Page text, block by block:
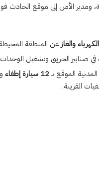
ومدير الأمن إلى موقع الحادث
الكهرباء والغاز عن المنطقة
صنابير الحريق وتشغيل الوحدات
الموقع بـ12 سيارة إطفاء و
القريبة.